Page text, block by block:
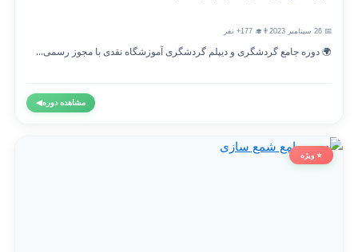
👨‍🎓 177+ نفر
🌍 دوره جامع گردشگری و دیپلم گردشگری آموزشگاه نقدی با مجوز رسمی...
مشاهده دوره◀
⭐ ویژه